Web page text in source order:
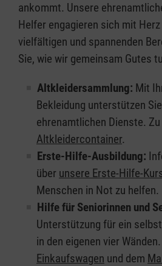
ankommt. Unsere
Helfer engagieren sich mit
vielfältigen und spannenden
Sie, wie wir gemeinsam Gutes
Altkleidersammlung: Mit
Bekleidung unterstützen
ehrenamtlichen Dienste. Zu
Altkleidercontainer.
Erste-Hilfe-Ausbildung:
über unsere Erste-Hilfe-
Menschen in Not zu helfen.
Hilfe für Seniorinnen und
Unterstützung für ein
in den eigenen vier
Einkaufswagen und dem